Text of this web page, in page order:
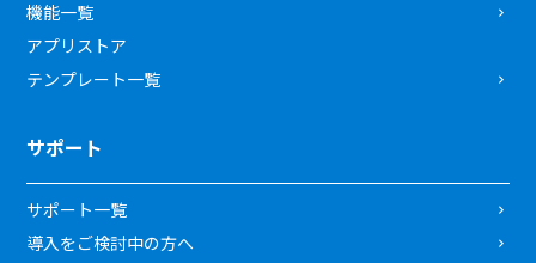
機能一覧
アプリストア
テンプレート一覧
サポート
サポート一覧
導入をご検討中の方へ